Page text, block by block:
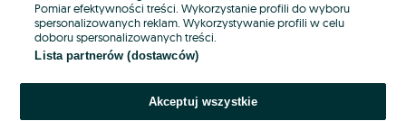
Nie pamiętasz hasła?
Pomiar efektywności treści. Wykorzystanie profili do wyboru
spersonalizowanych reklam. Wykorzystywanie profili w celu
doboru spersonalizowanych treści.
Lista partnerów (dostawców)
Akceptuj wszystkie